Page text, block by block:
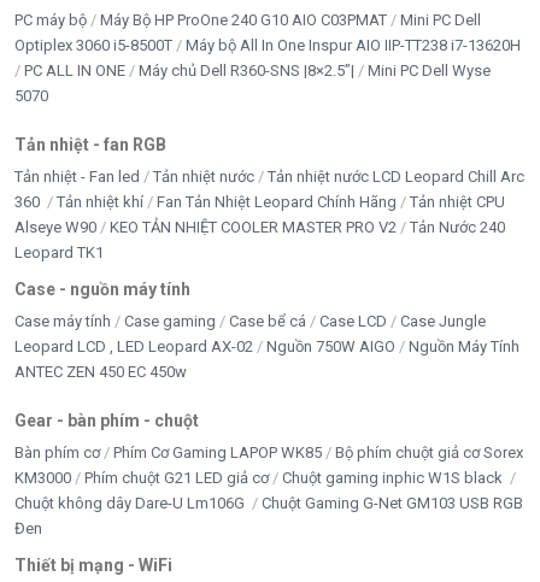
PC máy bộ Máy Bộ HP ProOne 240 G10 AIO C03PMAT
Mini PC Dell
Optiplex 3060 i5-8500T
Máy bộ All In One Inspur AIO IIP-TT238 i7-13620H
PC ALL IN ONE
Máy chủ Dell R360-SNS |8×2.5”|
Mini PC Dell Wyse
5070
Tản nhiệt - fan RGB
Tản nhiệt - Fan led Tản nhiệt nước
Tản nhiệt nước LCD Leopard Chill Arc
360
Tản nhiệt khí Fan Tản Nhiệt Leopard Chính Hãng
Tản nhiệt CPU
Alseye W90
KEO TẢN NHIỆT COOLER MASTER PRO V2
Tản Nước 240
Leopard TK1
Case - nguồn máy tính
Case máy tính Case gaming Case bể cá Case LCD
Case Jungle
Leopard LCD , LED Leopard AX-02
Nguồn 750W AIGO
Nguồn Máy Tính
ANTEC ZEN 450 EC 450w
Gear - bàn phím - chuột
Bàn phím cơ Phím Cơ Gaming LAPOP WK85
Bộ phím chuột giả cơ Sorex
KM3000
Phím chuột G21 LED giả cơ
Chuột gaming inphic W1S black
Chuột không dây Dare-U Lm106G
Chuột Gaming G-Net GM103 USB RGB
Đen
Thiết bị mạng - WiFi